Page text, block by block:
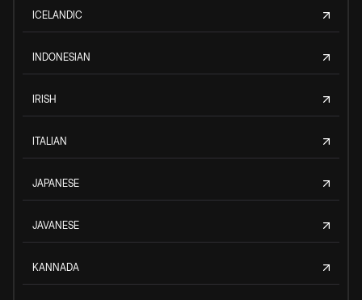
ICELANDIC
INDONESIAN
IRISH
ITALIAN
JAPANESE
JAVANESE
KANNADA